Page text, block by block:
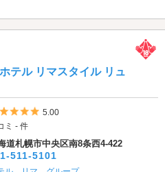
テル リマスタイル リュ
5つ星のうち5
5.00
ミ - 件
道札幌市中央区南8条西4-422
511-5101